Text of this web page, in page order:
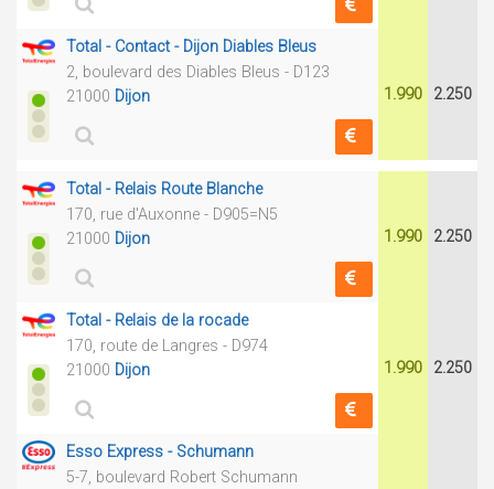
Total - Contact - Dijon Diables Bleus
2, boulevard des Diables Bleus - D123
21000 Dijon 1.990 2.250
Total - Relais Route Blanche
170, rue d'Auxonne - D905=N5
21000 Dijon 1.990 2.250
Total - Relais de la rocade
170, route de Langres - D974
21000 Dijon 1.990 2.250
Esso Express - Schumann
5-7, boulevard Robert Schumann